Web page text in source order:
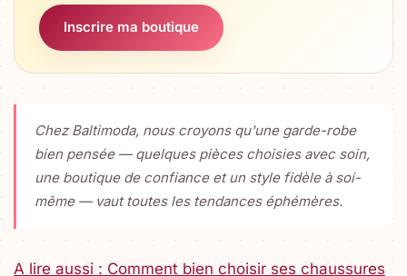
Inscrire ma boutique
Chez Baltimoda, nous croyons qu'une garde-robe
bien pensée — quelques pièces choisies avec soin,
une boutique de confiance et un style fidèle à soi-
même — vaut toutes les tendances éphémères.
A lire aussi : Comment bien choisir ses chaussures